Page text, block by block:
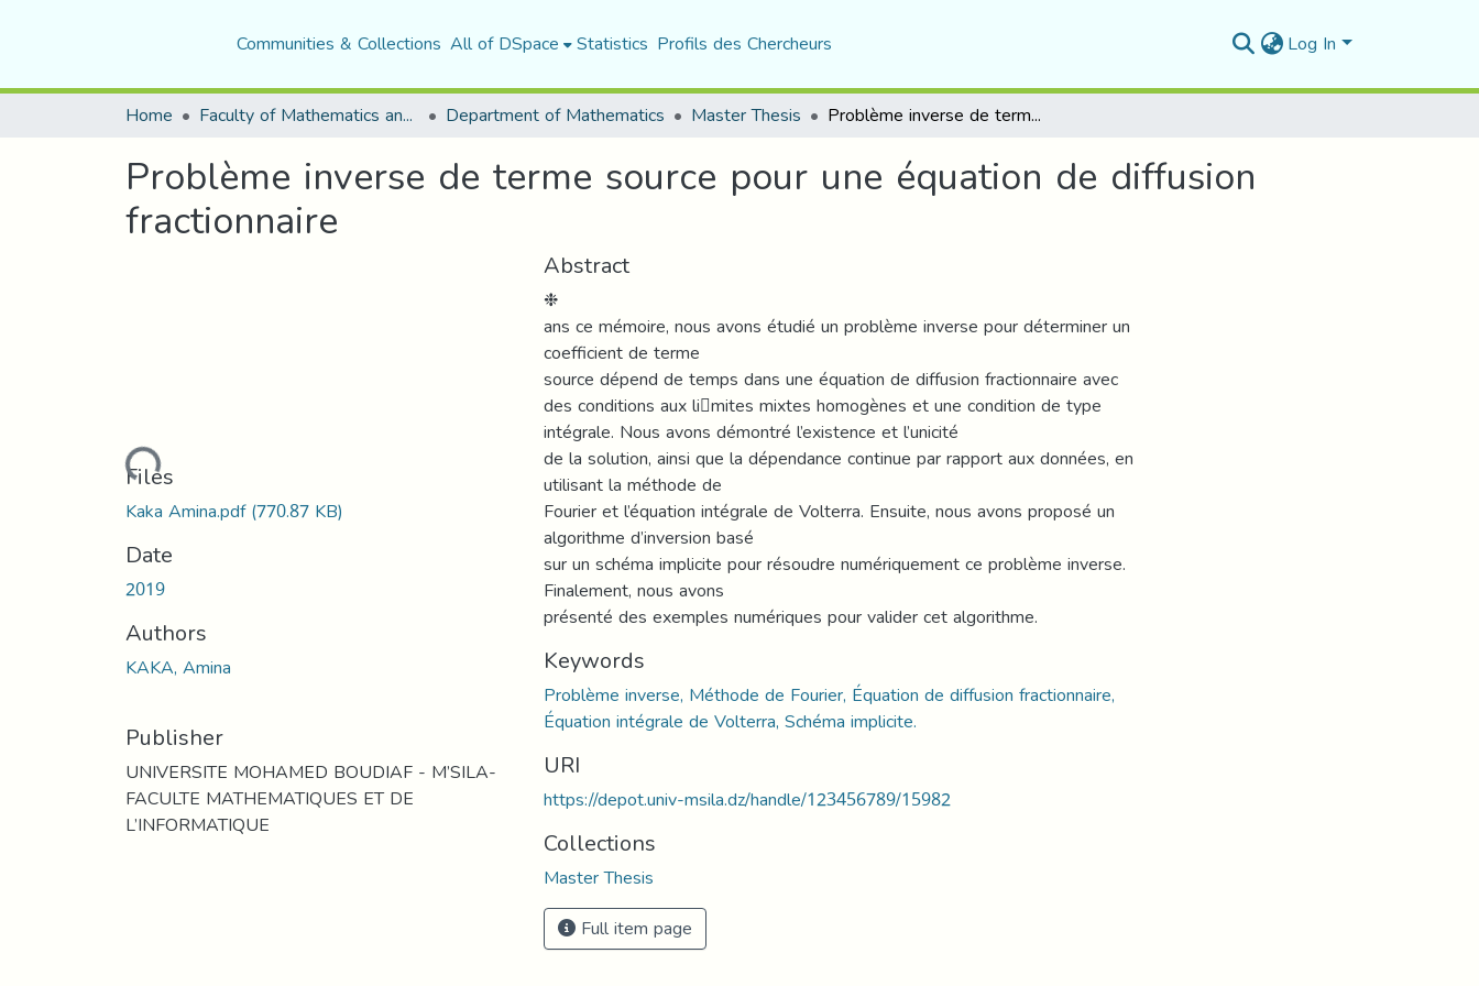
Communities & Collections All of DSpace Statistics Profils des Chercheurs Log In
Home Faculty of Mathematics and Computer Science Department of Mathematics Master Thesis Problème inverse de terme source pour une équation de diffusion fractionnaire
Problème inverse de terme source pour une équation de diffusion
fractionnaire
Loading...
Files
Kaka Amina.pdf(770.87 KB)
Date
2019
Authors
KAKA, Amina
Publisher
UNIVERSITE MOHAMED BOUDIAF - M’SILA-
FACULTE MATHEMATIQUES ET DE
L’INFORMATIQUE
Abstract
❉
ans ce mémoire, nous avons étudié un problème inverse pour déterminer un
coefficient de terme
source dépend de temps dans une équation de diffusion fractionnaire avec
des conditions aux li￾mites mixtes homogènes et une condition de type
intégrale. Nous avons démontré l’existence et l’unicité
de la solution, ainsi que la dépendance continue par rapport aux données, en
utilisant la méthode de
Fourier et l’équation intégrale de Volterra. Ensuite, nous avons proposé un
algorithme d’inversion basé
sur un schéma implicite pour résoudre numériquement ce problème inverse.
Finalement, nous avons
présenté des exemples numériques pour valider cet algorithme.
Keywords
Problème inverse, Méthode de Fourier, Équation de diffusion fractionnaire,
Équation intégrale de Volterra, Schéma implicite.
URI
https://depot.univ-msila.dz/handle/123456789/15982
Collections
Master Thesis
Full item page